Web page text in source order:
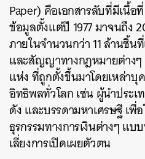
Paper) คือเอกสารลับที่มีเนื้อ
ข้อมูลตั้งแต่ปี 1977 มาจนถึง
ภายในจำนวนกว่า 11 ล้านชิ้น
และสัญญาทางกฎหมายต่างๆ
แห่ง ที่ถูกตั้งขึ้นมาโดยเหล่าบุ
อิทธิพลทั่วโลก เช่น ผู้นำประเ
ดัง และบรรดามหาเศรษฐี เพื่
ธุรกรรมทางการเงินต่างๆ แ
เลี่ยงการเปิดเผยตัวตน